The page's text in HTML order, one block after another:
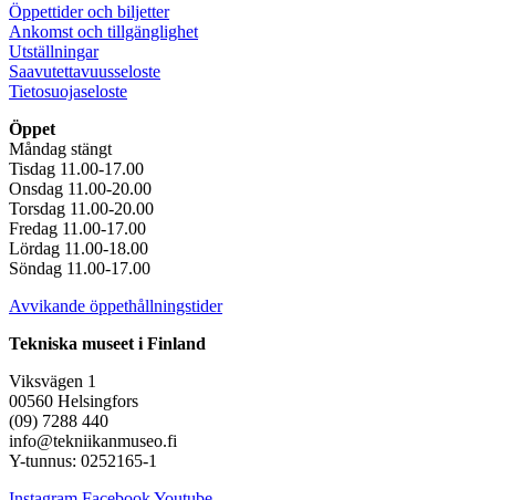
Öppettider och biljetter
Ankomst och tillgänglighet
Utställningar
Saavutettavuusseloste
Tietosuojaseloste
Öppet
Måndag stängt
Tisdag 11.00-17.00
Onsdag 11.00-20.00
Torsdag 11.00-20.00
Fredag 11.00-17.00
Lördag 11.00-18.00
Söndag 11.00-17.00
Avvikande öppethållningstider
Tekniska museet i Finland
Viksvägen 1
00560 Helsingfors
(09) 7288 440
info@tekniikanmuseo.fi
Y-tunnus: 0252165-1